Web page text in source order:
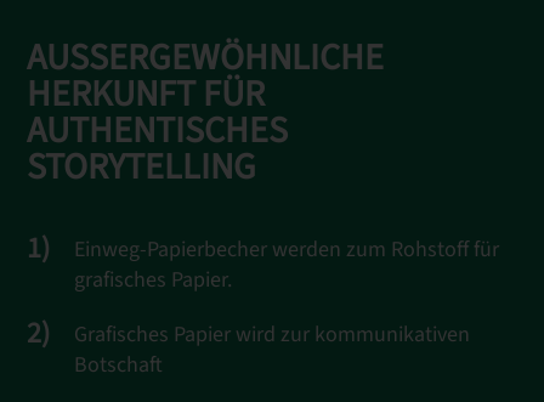
AUSSERGEWÖHNLICHE H
ERKUNFT FÜR A
UTHENTISCHES S
TORYTELLING
Einweg-Papierbecher werden zum Rohstoff für
grafisches Papier.
Grafisches Papier wird zur kommunikativen
Botschaft